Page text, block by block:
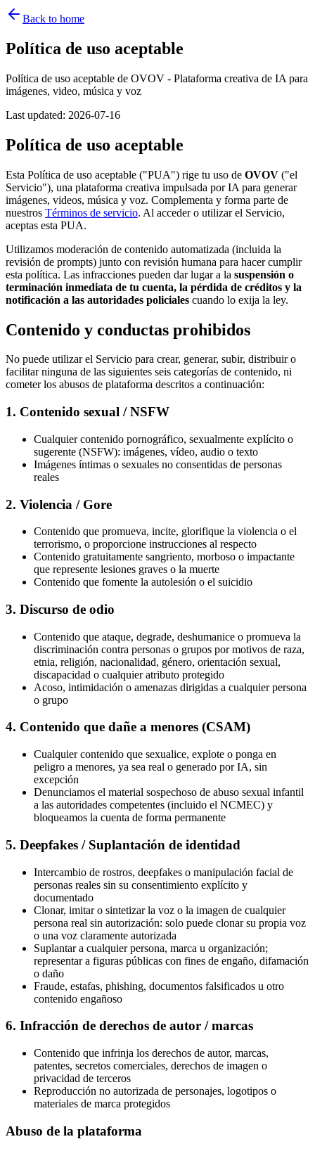
Back to home
Política de uso aceptable
Política de uso aceptable de OVOV - Plataforma creativa de IA para
imágenes, video, música y voz
Last updated: 2026-07-16
Política de uso aceptable
Esta Política de uso aceptable ("PUA") rige tu uso de OVOV ("el
Servicio"), una plataforma creativa impulsada por IA para generar
imágenes, videos, música y voz. Complementa y forma parte de
nuestros Términos de servicio. Al acceder o utilizar el Servicio,
aceptas esta PUA.
Utilizamos moderación de contenido automatizada (incluida la
revisión de prompts) junto con revisión humana para hacer cumplir
esta política. Las infracciones pueden dar lugar a la suspensión o
terminación inmediata de tu cuenta, la pérdida de créditos y la
notificación a las autoridades policiales cuando lo exija la ley.
Contenido y conductas prohibidos
No puede utilizar el Servicio para crear, generar, subir, distribuir o
facilitar ninguna de las siguientes seis categorías de contenido, ni
cometer los abusos de plataforma descritos a continuación:
1. Contenido sexual / NSFW
Cualquier contenido pornográfico, sexualmente explícito o
sugerente (NSFW): imágenes, vídeo, audio o texto
Imágenes íntimas o sexuales no consentidas de personas
reales
2. Violencia / Gore
Contenido que promueva, incite, glorifique la violencia o el
terrorismo, o proporcione instrucciones al respecto
Contenido gratuitamente sangriento, morboso o impactante
que represente lesiones graves o la muerte
Contenido que fomente la autolesión o el suicidio
3. Discurso de odio
Contenido que ataque, degrade, deshumanice o promueva la
discriminación contra personas o grupos por motivos de raza,
etnia, religión, nacionalidad, género, orientación sexual,
discapacidad o cualquier atributo protegido
Acoso, intimidación o amenazas dirigidas a cualquier persona
o grupo
4. Contenido que dañe a menores (CSAM)
Cualquier contenido que sexualice, explote o ponga en
peligro a menores, ya sea real o generado por IA, sin
excepción
Denunciamos el material sospechoso de abuso sexual infantil
a las autoridades competentes (incluido el NCMEC) y
bloqueamos la cuenta de forma permanente
5. Deepfakes / Suplantación de identidad
Intercambio de rostros, deepfakes o manipulación facial de
personas reales sin su consentimiento explícito y
documentado
Clonar, imitar o sintetizar la voz o la imagen de cualquier
persona real sin autorización: solo puede clonar su propia voz
o una voz claramente autorizada
Suplantar a cualquier persona, marca u organización;
representar a figuras públicas con fines de engaño, difamación
o daño
Fraude, estafas, phishing, documentos falsificados u otro
contenido engañoso
6. Infracción de derechos de autor / marcas
Contenido que infrinja los derechos de autor, marcas,
patentes, secretos comerciales, derechos de imagen o
privacidad de terceros
Reproducción no autorizada de personajes, logotipos o
materiales de marca protegidos
Abuso de la plataforma